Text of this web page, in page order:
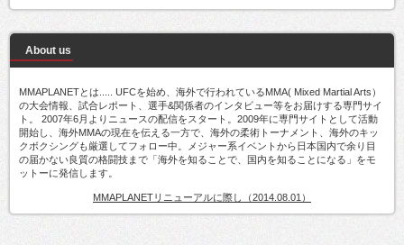
About us
MMAPLANETとは..... UFCを始め、海外で行われているMMA( Mixed Martial Arts）
の大会情報、試合レポート、選手&関係者のインタビュー等をお届けする専門サイ
ト。 2007年6月よりニュースの配信をスタート。2009年に専門サイトとして活動
開始し、海外MMAの現在を伝える一方で、海外の柔術トーナメント、海外のキッ
クボクシングも厳選してフォロー中。メジャー系イベントから日本国内で余り目
の届かない良質の格闘技まで「海外を知ることで、国内を知ることになる」をモ
ットーに発信します。
MMAPLANETリニューアルに際し（2014.08.01）